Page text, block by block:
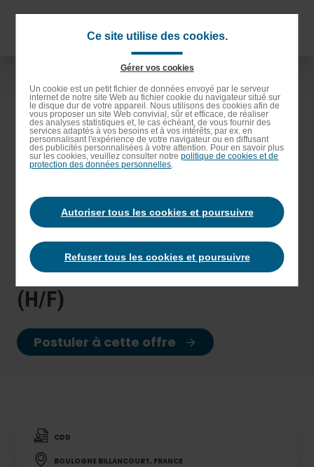
Passer
recherche
EMPLOYÉ/E POLYVALENT(E)
(H/F)
Postuler à cette offre
CDD
BOULOGNE BILLANCOURT, FRANCE
Ce site utilise des cookies.
Gérer vos cookies
Un cookie est un petit fichier de données envoyé par le serveur
internet de notre site Web au fichier cookie du navigateur situé sur
le disque dur de votre appareil. Nous utilisons des cookies afin de
vous proposer un site Web convivial, sûr et efficace, de réaliser
des analyses statistiques et, le cas échéant, de vous fournir des
services adaptés à vos besoins et à vos intérêts, par ex. en
personnalisant l'expérience de votre navigateur ou en diffusant
des publicités personnalisées à votre attention. Pour en savoir plus
sur les cookies, veuillez consulter notrepolitique de cookies et de
protection des données personnelles.
Autoriser tous les cookies et poursuivre
Refuser tous les cookies et poursuivre